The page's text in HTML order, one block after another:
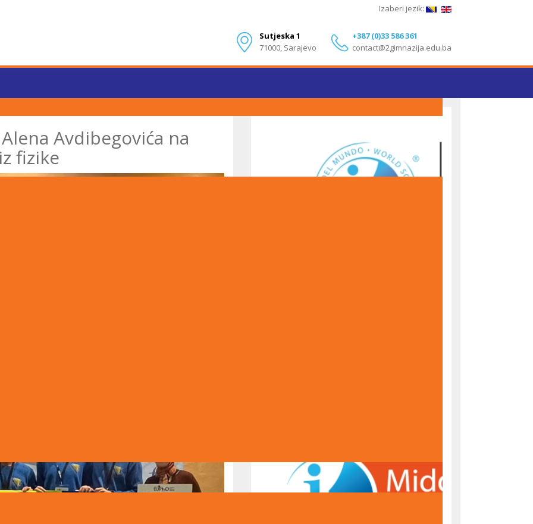
+387 (0)33 586 361
contact@2gimnazija.edu.ba
Sutjeska 1
71000, Sarajevo
Izaberi jezik:
Avdibegovića na
fizike